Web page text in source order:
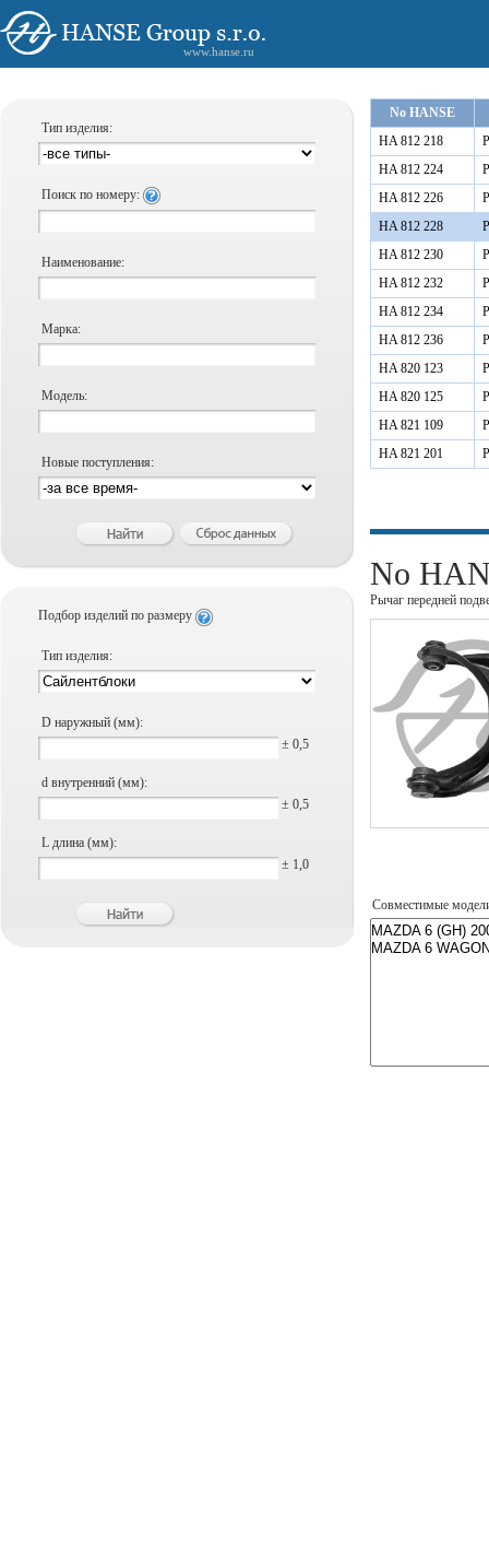
www.hanse.ru
Тип изделия:
Поиск по номеру:
Наименование:
Марка:
Модель:
Новые поступления:
Подбор изделий по размеру
Тип изделия:
D наружный (мм):
± 0,5
d внутренний (мм):
± 0,5
L длина (мм):
± 1,0
No HANSE
HA 812 218
HA 812 224
HA 812 226
HA 812 228
HA 812 230
HA 812 232
HA 812 234
HA 812 236
HA 820 123
HA 820 125
HA 821 109
HA 821 201
No
Рычаг передней
Совместимые